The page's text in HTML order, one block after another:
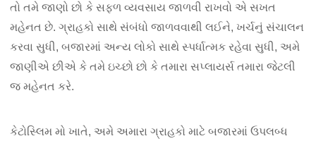
તો તમે જાણો છો કે સફળ વ્યવસાય જાળવી રાખવો એ સખત
મહેનત છે. ગ્રાહકો સાથે સંબંધો જાળવવાથી લઈને, ખર્ચનું સંચાલન
કરવા સુધી, બજારમાં અન્ય લોકો સાથે સ્પર્ધાત્મક રહેવા સુધી, અમે
જાણીએ છીએ કે તમે ઇચ્છો છો કે તમારા સપ્લાયર્સ તમારા જેટલી
જ મહેનત કરે.
કેટોસ્લિમ મો ખાતે, અમે અમારા ગ્રાહકો માટે બજારમાં ઉપલબ્ધ